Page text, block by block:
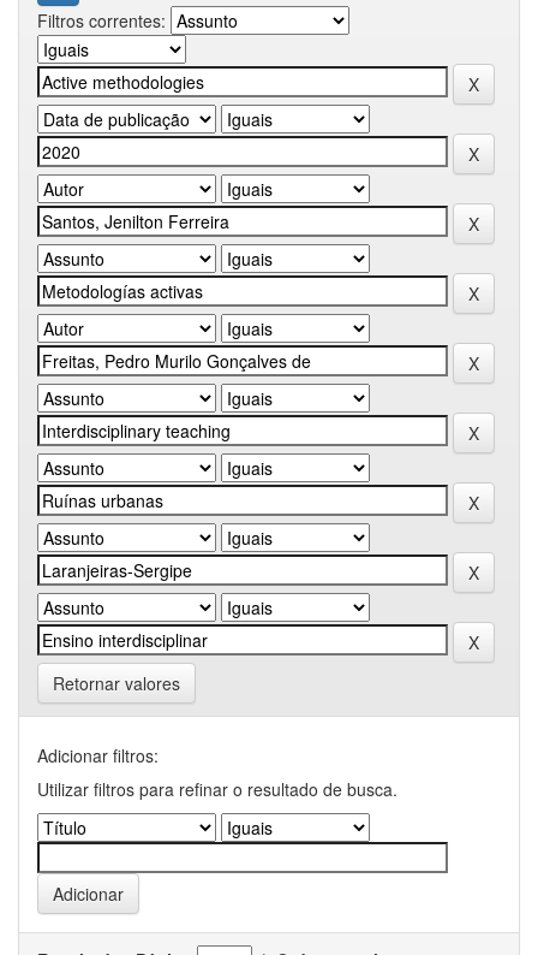
Filtros correntes:
Retornar valores
Adicionar filtros:
Utilizar filtros para refinar o resultado de busca.